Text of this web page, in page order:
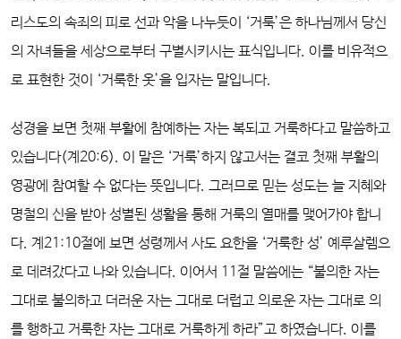
리스도의 속죄의 피로 선과 악을 나누듯이 ‘거룩’은 하나님께서 당신
의 자녀들을 세상으로부터 구별시키시는 표식입니다. 이를 비유적으
로 표현한 것이 ‘거룩한 옷’을 입자는 말입니다.
성경을 보면 첫째 부활에 참예하는 자는 복되고 거룩하다고 말씀하고
있습니다(계20:6). 이 말은 ‘거룩’하지 않고서는 결코 첫째 부활의
영광에 참여할 수 없다는 뜻입니다. 그러므로 믿는 성도는 늘 지혜와
명철의 신을 받아 성별된 생활을 통해 거룩의 열매를 맺어가야 합니
다. 계21:10절에 보면 성령께서 사도 요한을 ‘거룩한 성’ 예루살렘으
로 데려갔다고 나와 있습니다. 이어서 11절 말씀에는 “불의한 자는
그대로 불의하고 더러운 자는 그대로 더럽고 의로운 자는 그대로 의
를 행하고 거룩한 자는 그대로 거룩하게 하라”고 하였습니다. 이를